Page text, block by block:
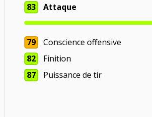
83
Attaque
79
Conscience offensive
82
Finition
87
Puissance de tir